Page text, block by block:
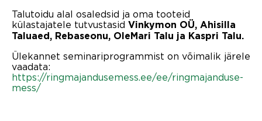
Talutoidu alal osaledsid ja oma tooteid
külastajatele tutvustasid Vinkymon OÜ, Ahisilla
Taluaed, Rebaseonu, OleMari Talu ja Kaspri Talu.
Ülekannet seminariprogrammist on võimalik järele
vaadata:
https://ringmajandusemess.ee/ee/ringmajanduse-
mess/